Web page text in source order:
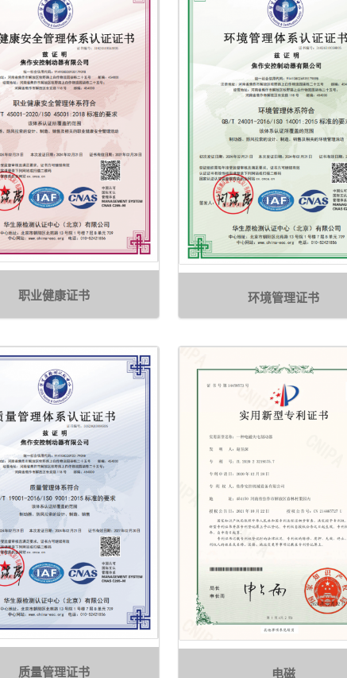
职业健康证书 环境管理证书
质量管理证书 电磁